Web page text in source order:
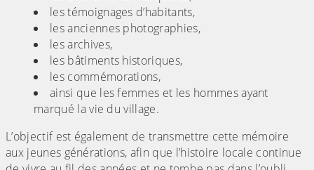
les témoignages d’habitants,
les anciennes photographies,
les archives,
les bâtiments historiques,
les commémorations,
ainsi que les femmes et les hommes ayant
marqué la vie du village.
L’objectif est également de transmettre cette mémoire
aux jeunes générations, afin que l’histoire locale continue